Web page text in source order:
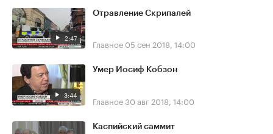
2:47
Отравление Скрипалей
Главное 05 сен 2018, 14:00
3:44
Умер Иосиф Кобзон
Главное30 авг 2018, 14:00
Каспийский саммит